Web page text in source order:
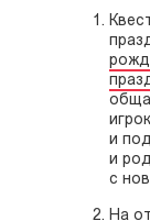
и
и
с
На